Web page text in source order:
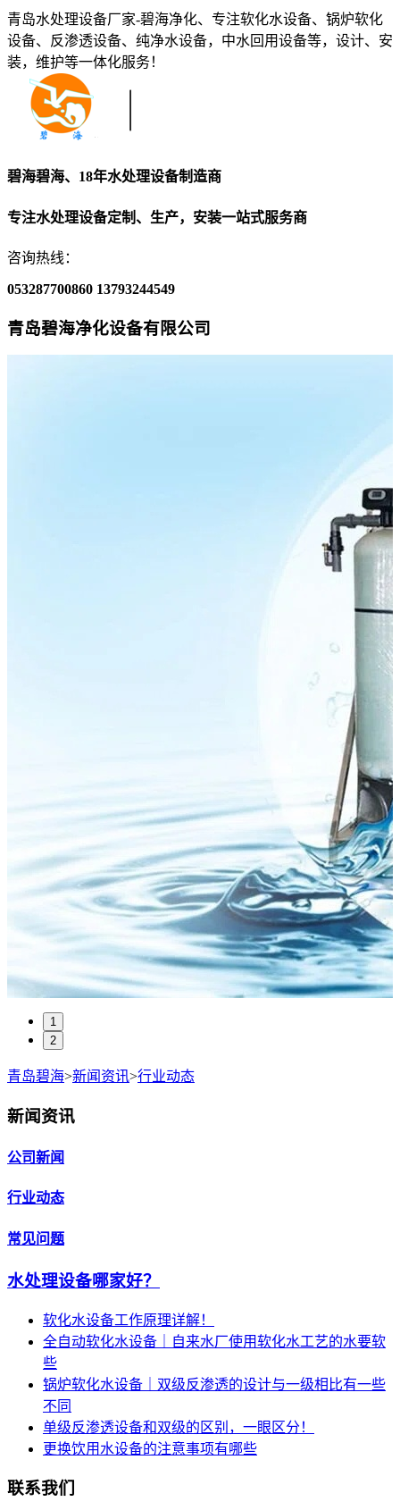
青岛水处理设备厂家-碧海净化、专注软化水设备、锅炉软化
设备、反渗透设备、纯净水设备，中水回用设备等，设计、安
装，维护等一体化服务！
碧海碧海、18年水处理设备制造商
专注水处理设备定制、生产，安装一站式服务商
咨询热线：
053287700860 13793244549
青岛碧海净化设备有限公司
1
2
青岛碧海>新闻资讯>行业动态
新闻资讯
公司新闻
行业动态
常见问题
水处理设备哪家好？
软化水设备工作原理详解！
全自动软化水设备｜自来水厂使用软化水工艺的水要软
些
锅炉软化水设备｜双级反渗透的设计与一级相比有一些
不同
单级反渗透设备和双级的区别，一眼区分！
更换饮用水设备的注意事项有哪些
联系我们